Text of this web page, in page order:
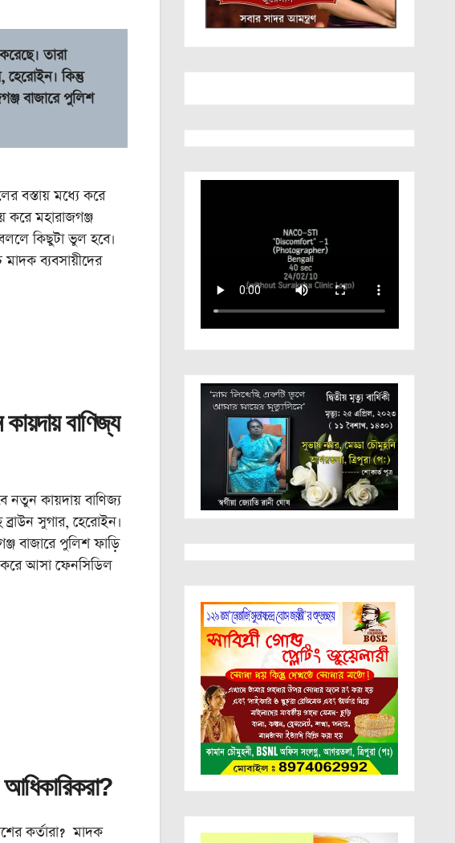
তারা
হেরোইন। কিন্তু
বাজারে পুলিশ
বস্তায় মধ্যে করে
করে মহারাজগঞ্জ
কিছুটা ভুল হবে।
ব্যবসায়ীদের
বাণিজ্য
নতুন কায়দায় বাণিজ্য
সুগার, হেরোইন।
বাজারে পুলিশ ফাড়ি
করে আসা ফেনসিডিল
আধিকারিকরা?
কর্তারা? মাদক